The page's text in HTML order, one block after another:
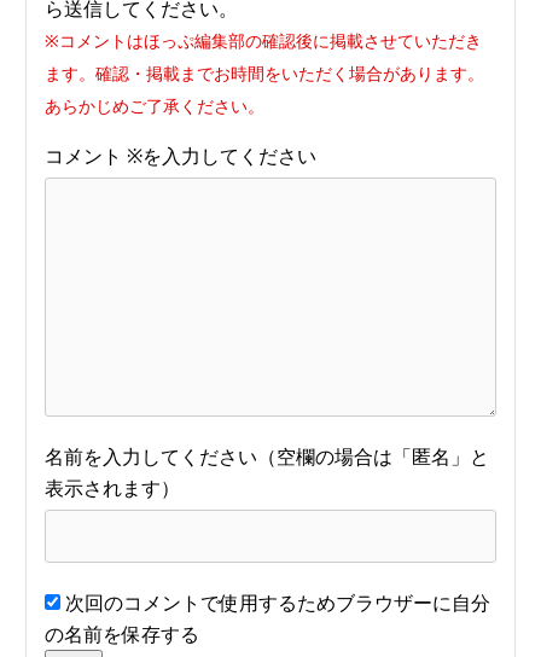
ら送信してください。
※コメントはほっぷ編集部の確認後に掲載させていただき
ます。確認・掲載までお時間をいただく場合があります。
あらかじめご了承ください。
コメント ※
名前
次回のコメントで使用するためブラウザーに自分
の名前を保存する